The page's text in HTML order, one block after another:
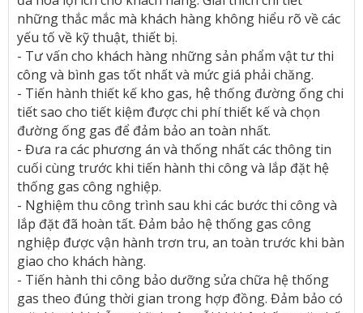
những thắc mắc mà khách hàng không hiểu rõ về các
yếu tố về kỹ thuật, thiết bị.
- Tư vấn cho khách hàng những sản phẩm vật tư thi
công và bình gas tốt nhất và mức giá phải chăng.
- Tiến hành thiết kế kho gas, hệ thống đường ống chi
tiết sao cho tiết kiệm được chi phí thiết kế và chọn
đường ống gas để đảm bảo an toàn nhất.
- Đưa ra các phương án và thống nhất các thông tin
cuối cùng trước khi tiến hành thi công và lắp đặt hệ
thống gas công nghiệp.
- Nghiệm thu công trình sau khi các bước thi công và
lắp đặt đã hoàn tất. Đảm bảo hệ thống gas công
nghiệp được vận hành trơn tru, an toàn trước khi bàn
giao cho khách hàng.
- Tiến hành thi công bảo dưỡng sửa chữa hệ thống
gas theo đúng thời gian trong hợp đồng. Đảm bảo có